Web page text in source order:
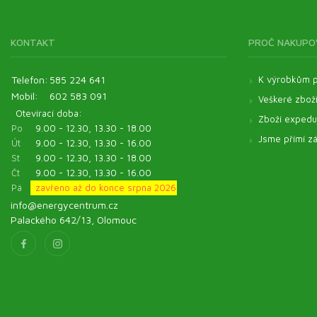
Veterinární produkty - ostatní
KONTAKT
Telefon: 585 224 641
Mobil:
602 583 091
Otevírací doba:
Po
9.00 - 12.30, 13.30 - 18.00
Út
9.00 - 12.30, 13.30 - 16.00
St
9.00 - 12.30, 13.30 - 18.00
Čt
9.00 - 12.30, 13.30 - 16.00
Pá
zavřeno až do konce srpna 2026
info@energycentrum.cz
Palackého 642/13, Olomouc
PROČ
K výrobkům
Veškeré
Zboží
Jsme přímí